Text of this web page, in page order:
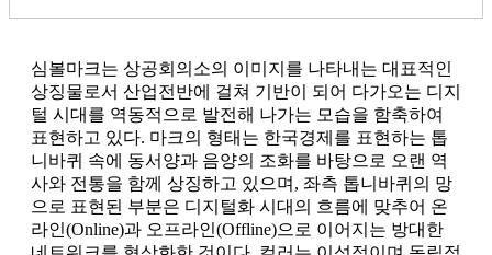
심볼마크는 상공회의소의 이미지를 나타내는 대표적인
상징물로서 산업전반에 걸쳐 기반이 되어 다가오는 디지
털 시대를 역동적으로 발전해 나가는 모습을 함축하여
표현하고 있다. 마크의 형태는 한국경제를 표현하는 톱
니바퀴 속에 동서양과 음양의 조화를 바탕으로 오랜 역
사와 전통을 함께 상징하고 있으며, 좌측 톱니바퀴의 망
으로 표현된 부분은 디지털화 시대의 흐름에 맞추어 온
라인(Online)과 오프라인(Offline)으로 이어지는 방대한